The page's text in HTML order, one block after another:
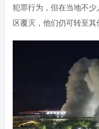
犯罪行为，但在当地不少
区覆灭，他们仍可转至其